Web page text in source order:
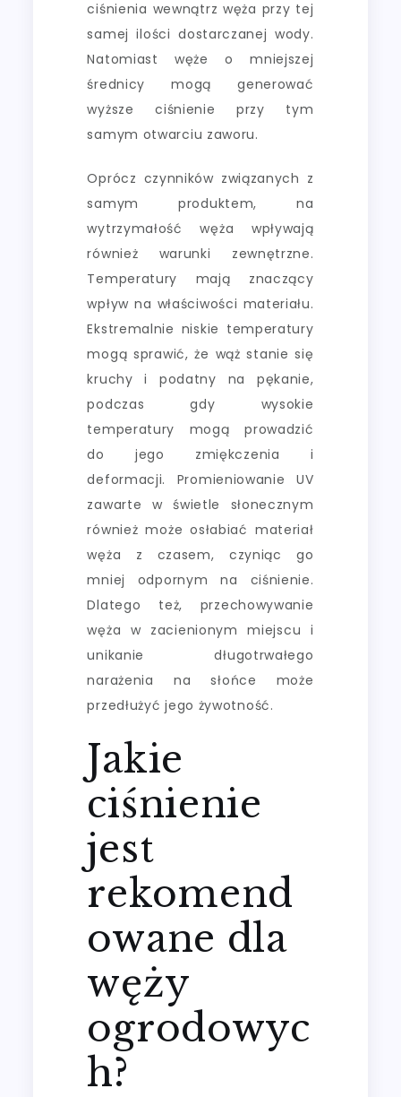
ciśnienia wewnątrz węża przy tej
samej ilości dostarczanej wody.
Natomiast węże o mniejszej
średnicy mogą generować
wyższe ciśnienie przy tym
samym otwarciu zaworu.
Oprócz czynników związanych z
samym produktem, na
wytrzymałość węża wpływają
również warunki zewnętrzne.
Temperatury mają znaczący
wpływ na właściwości materiału.
Ekstremalnie niskie temperatury
mogą sprawić, że wąż stanie się
kruchy i podatny na pękanie,
podczas gdy wysokie
temperatury mogą prowadzić
do jego zmiękczenia i
deformacji. Promieniowanie UV
zawarte w świetle słonecznym
również może osłabiać materiał
węża z czasem, czyniąc go
mniej odpornym na ciśnienie.
Dlatego też, przechowywanie
węża w zacienionym miejscu i
unikanie długotrwałego
narażenia na słońce może
przedłużyć jego żywotność.
Jakie
ciśnienie
jest
rekomend
owane dla
węży
ogrodowyc
h?